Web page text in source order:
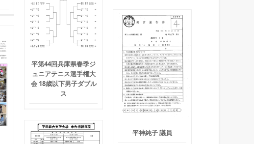
平第44回兵庫県春季ジ
ュニアテニス選手権大
会 18歳以下男子ダブル
ス
平神純子 議員